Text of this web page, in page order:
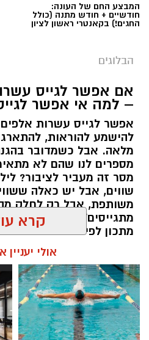
יש לכם מידע חשוב שטרם
חדשותי? מצאתם טעות
אותנו
המבצע החם של העונה:
חודשיים + חודש מתנה (כולל
החגים!) בקאנטרי ראשון לציון
הבלוגים
אם אפשר לגייס
– למה אי אפשר
אפשר לגייס עשרות
להישמע להוראות,
מלאה. אבל כשמדובר
מספרים לנו שהם לא
מסר זה מעביר לציבור?
שווים, אבל יש כאלה
משותפת, אבל רק לחלק
מתגייסים" ו"הם לא" היא
מתכון לפילוג שמפורר
קרא
אולי יעניין